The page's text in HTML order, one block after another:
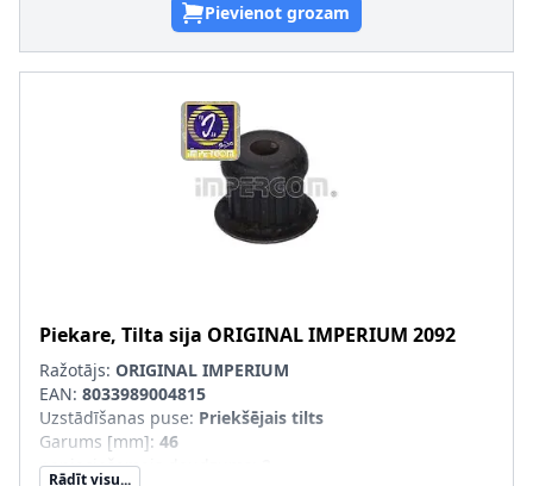
Pievienot grozam
Piekare, Tilta sija ORIGINAL IMPERIUM 2092
Ražotājs: ORIGINAL IMPERIUM
EAN: 8033989004815
Uzstādīšanas puse: Priekšējais tilts
Garums [mm]: 46
nepieciešamais daudzums
Rādīt visu...